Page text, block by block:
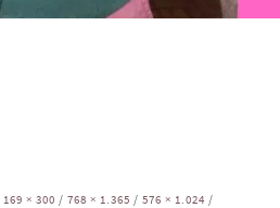
169 × 300 / 768 × 1.365 / 576 × 1.024 /